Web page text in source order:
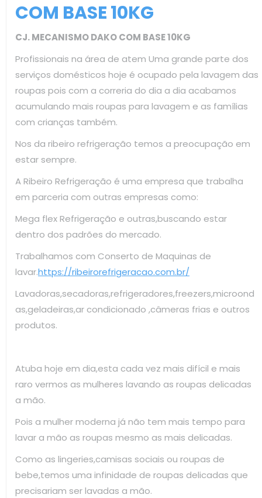
COM BASE 10KG
CJ. MECANISMO DAKO COM BASE 10KG
Profissionais na área de atem Uma grande parte dos
serviços domésticos hoje é ocupado pela lavagem das
roupas pois com a correria do dia a dia acabamos
acumulando mais roupas para lavagem e as famílias
com crianças também.
Nos da ribeiro refrigeração temos a preocupação em
estar sempre.
A Ribeiro Refrigeração é uma empresa que trabalha
em parceria com outras empresas como:
Mega flex Refrigeração e outras,buscando estar
dentro dos padrões do mercado.
Trabalhamos com Conserto de Maquinas de
lavar.https://ribeirorefrigeracao.com.br/
Lavadoras,secadoras,refrigeradores,freezers,microond
as,geladeiras,ar condicionado ,câmeras frias e outros
produtos.
Atuba hoje em dia,esta cada vez mais difícil e mais
raro vermos as mulheres lavando as roupas delicadas
a mão.
Pois a mulher moderna já não tem mais tempo para
lavar a mão as roupas mesmo as mais delicadas.
Como as lingeries,camisas sociais ou roupas de
bebe,temos uma infinidade de roupas delicadas que
precisariam ser lavadas a mão.